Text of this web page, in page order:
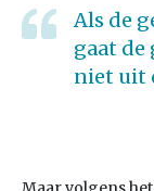
Als de
gaat
niet uit